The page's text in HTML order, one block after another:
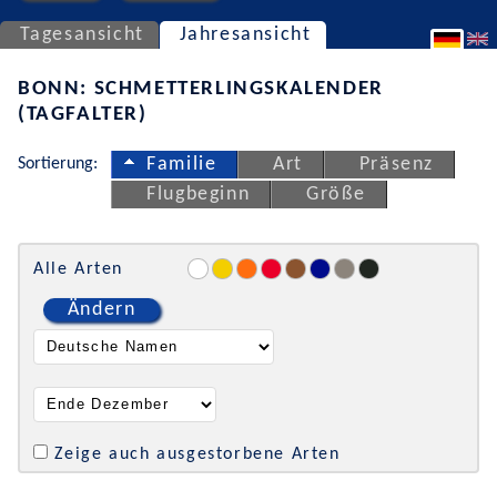
Tagesansicht Jahresansicht
BONN: SCHMETTERLINGSKALENDER
(TAGFALTER)
Sortierung: Familie Art
Präsenz
Flugbeginn
Größe
Alle Arten
Ändern
Zeige auch ausgestorbene Arten